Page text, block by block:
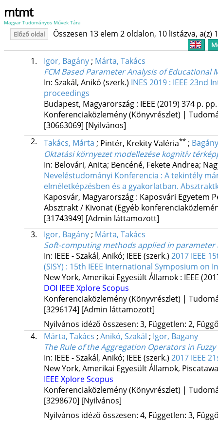
mtmt
Magyar Tudományos Művek Tára
Előző oldal Összesen 13 elem 2 oldalon, 10 listázva, a(z)
1. Igor, Bagány; Márta, Takács
FCM Based Parameter Analysis of Educational
In: Szakál, Anikó (szerk.) INES 2019 : IEEE
proceedings
Budapest, Magyarország : IEEE (2019) 374 p.
Konferenciaközlemény (Könyvrészlet) |
[30663069] [Nyilvános]
2.
Takács, Márta ; Pintér, Krekity Valéria** ;
Oktatási környezet modellezése kognitív
In: Belovári, Anita; Bencéné, Fekete Andrea;
Neveléstudományi Konferencia : A tekintély
elméletképzésben és a gyakorlatban.
Kaposvár, Magyarország : Kaposvári Egyetem
Absztrakt / Kivonat (Egyéb
[31743949] [Admin láttamozott]
3.
Igor, Bagány ; Márta, Takács
Soft-computing methods applied in
In: IEEE - Szakál, Anikó; IEEE (szerk.) 2017 IEEE
(SISY) : 15th IEEE International Symposium on
New York, Amerikai Egyesült Államok : IEEE
DOI IEEE XploreScopus
Konferenciaközlemény (Könyvrészlet) |
[3296174] [Admin láttamozott]
Nyilvános idéző összesen: 3, Független: 2,
4.
Márta, Takács ; Anikó, Szakál ; Igor, Bagany
The Rule of the Aggregation Operators in
In: IEEE - Szakál, Anikó; IEEE (szerk.) 2017 IEEE
New York, Amerikai Egyesült Államok,
IEEE XploreScopus
Konferenciaközlemény (Könyvrészlet) |
[3298670] [Nyilvános]
Nyilvános idéző összesen: 4, Független: 3,